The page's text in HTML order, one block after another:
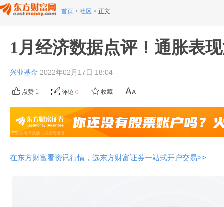
首页 > 社区 > 正文
1月经济数据点评！通胀表
兴业基金 2022年02月17日 18:04
点赞 1 评论 0 收藏
在东方财富看资讯行情，选东方财富证券一站式开户交易>>